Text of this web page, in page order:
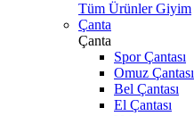
Tüm Ürünler Giyim
Çanta
Çanta
Spor Çantası
Omuz Çantası
Bel Çantası
El Çantası